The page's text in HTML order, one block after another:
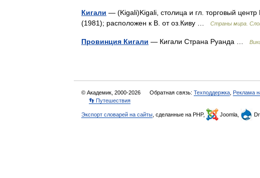
Кигали — (Kigali)Kigali, столица и гл. торговый
(1981); расположен к В. от оз.Киву …
Страны мира.
Провинция Кигали — Кигали Страна Руанда …
© Академик, 2000-2026 Обратная связь: Техподдержка Реклама
👣 Путешествия
Экспорт словарей на сайты , сделанные на PHP, Joomla,